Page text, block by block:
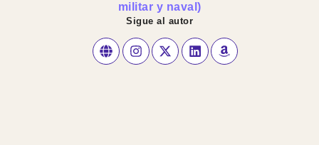
militar y naval)
Sigue al autor